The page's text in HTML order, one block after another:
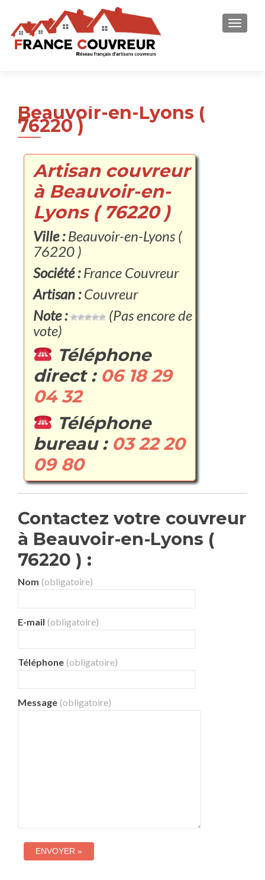
Beauvoir-en-Lyons (
76220 )
Artisan couvreur
à Beauvoir-en-
Lyons ( 76220 )
Ville :Beauvoir-en-Lyons (
76220 )
Société :France Couvreur
Artisan :Couvreur
Note :
(Pas encore de
vote)
Téléphone
direct : 06 18 29
04 32
Téléphone
bureau : 03 22 20
09 80
Contactez votre couvreur
à Beauvoir-en-Lyons (
76220 ) :
Nom (obligatoire)
E-mail (obligatoire)
Téléphone (obligatoire)
Message (obligatoire)